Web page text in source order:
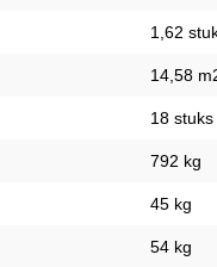
1,62
14,58
18 stuks
792 kg
45 kg
54 kg